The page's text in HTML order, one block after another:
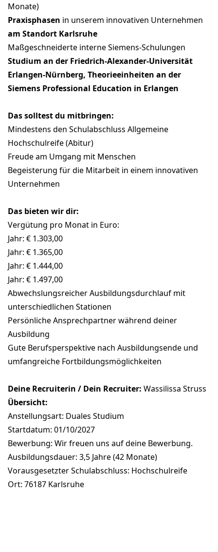
Monate)
Praxisphasen in unserem innovativen Unternehmen
am Standort Karlsruhe
Maßgeschneiderte interne Siemens-Schulungen
Studium an der Friedrich-Alexander-Universität
Erlangen-Nürnberg, Theorieeinheiten an der
Siemens Professional Education in Erlangen
Das solltest du mitbringen:
Mindestens den Schulabschluss Allgemeine
Hochschulreife (Abitur)
Freude am Umgang mit Menschen
Begeisterung für die Mitarbeit in einem innovativen
Unternehmen
Das bieten wir dir:
Vergütung pro Monat in Euro:
Jahr: € 1.303,00
Jahr: € 1.365,00
Jahr: € 1.444,00
Jahr: € 1.497,00
Abwechslungsreicher Ausbildungsdurchlauf mit
unterschiedlichen Stationen
Persönliche Ansprechpartner während deiner
Ausbildung
Gute Berufsperspektive nach Ausbildungsende und
umfangreiche Fortbildungsmöglichkeiten
Deine Recruiterin / Dein Recruiter: Wassilissa Struss
Übersicht:
Anstellungsart: Duales Studium
Startdatum: 01/10/2027
Bewerbung: Wir freuen uns auf deine Bewerbung.
Ausbildungsdauer: 3,5 Jahre (42 Monate)
Vorausgesetzter Schulabschluss: Hochschulreife
Ort: 76187 Karlsruhe